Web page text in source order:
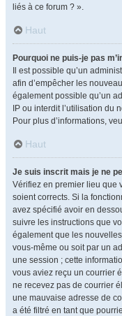
liés à ce forum ? ».
Haut
Pourquoi ne puis-je pas
Il est possible qu’un
afin d’empêcher les
également possible qu’un
IP ou interdit l’utilisation du
Pour plus d’informations,
Haut
Je suis inscrit mais je ne
Vérifiez en premier lieu que
soient corrects. Si la
avez spécifié avoir en
suivre les instructions que
également que les
vous-même ou soit par un
une session ; cette
vous aviez reçu un courrier
ne recevez pas de courrier
une mauvaise adresse de
a été filtré en tant que